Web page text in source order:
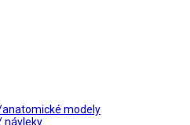
modely
návleky